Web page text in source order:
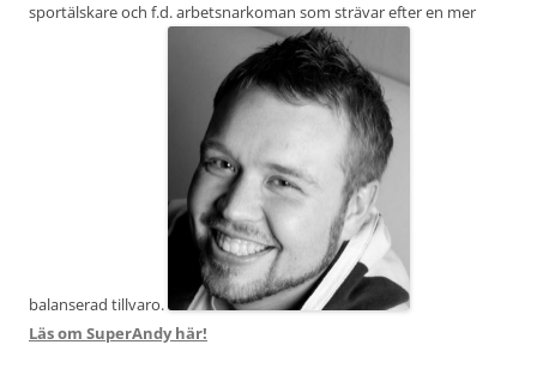
sportälskare och f.d. arbetsnarkoman som strävar efter en mer
balanserad tillvaro.
Läs om SuperAndy här!